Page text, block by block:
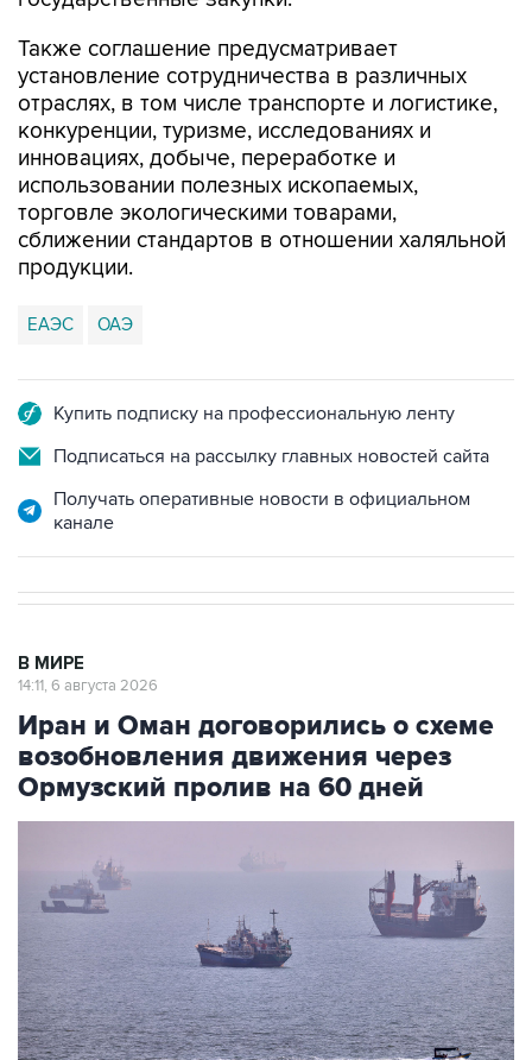
Также соглашение предусматривает
установление сотрудничества в различных
отраслях, в том числе транспорте и логистике,
конкуренции, туризме, исследованиях и
инновациях, добыче, переработке и
использовании полезных ископаемых,
торговле экологическими товарами,
сближении стандартов в отношении халяльной
продукции.
ЕАЭС ОАЭ
Купить подписку на профессиональную ленту
Подписаться на рассылку главных новостей сайта
Получать оперативные новости в официальном
канале
В МИРЕ
14:11, 6 августа 2026
Иран и Оман договорились о схеме
возобновления движения через
Ормузский пролив на 60 дней